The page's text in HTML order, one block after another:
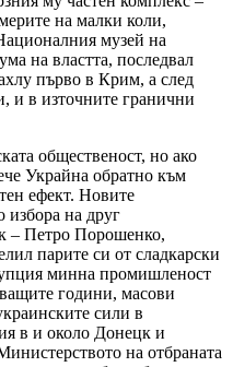
на малки коли,
музей на
на властта, последвал
първо в Крим, а след
и в източните гранични
общественост, но ако
Украйна обратно към
ефект. Новите
избора на друг
– Петро Порошенко,
парите си от сладкарски
минна промишленост
години, масови
сили в
в и около Донецк и
на отбраната